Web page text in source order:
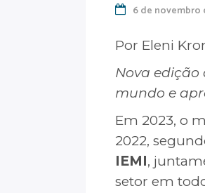
6 de novembro
Por Eleni
Nova
mundo e
Em 2023, o
2022,
IEMI,
setor em